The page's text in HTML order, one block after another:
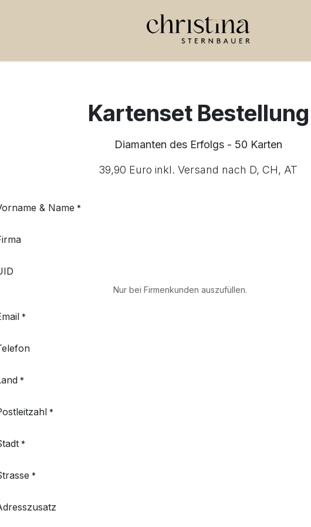
Kartenset Bestellung
​Diamanten des Erfolgs - 50 Karten​
39,90 Euro inkl. Versand nach D, CH, AT​
& Name *
Nur bei Firmenkunden auszufüllen.
*
*
*
*
*